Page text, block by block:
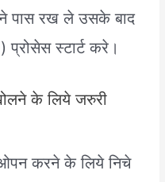
पास रख ले उसके बाद
स्टार्ट करे।
के लिये जरुरी
करने के लिये निचे